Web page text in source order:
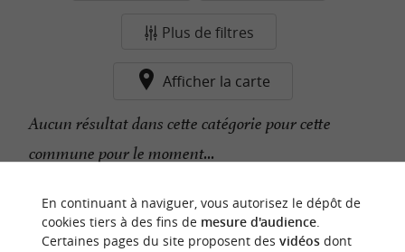
Plus de filtres
Afficher la carte
Aucun résultat dans cette catégorie pour cette
commune pour le moment...
En continuant à naviguer, vous autorisez le dépôt de
cookies tiers à des fins de mesure d'audience.
Certaines pages du site proposent des vidéosdont